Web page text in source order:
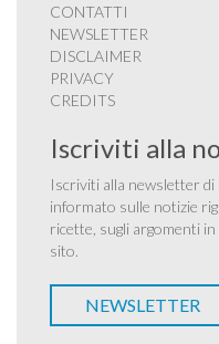
CONTATTI
NEWSLETTER
DISCLAIMER
PRIVACY
CREDITS
Iscriviti alla
Iscriviti alla newsletter
informato sulle notizie
ricette, sugli argomenti
sito.
NEWSLETTER